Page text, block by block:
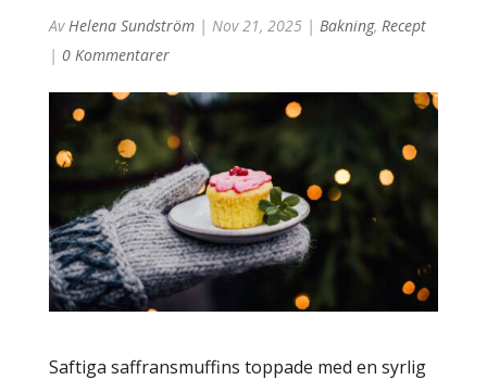
AvHelena Sundström| Nov 21, 2025| Bakning, Recept
| 0 Kommentarer
Saftiga saffransmuffins toppade med en syrlig